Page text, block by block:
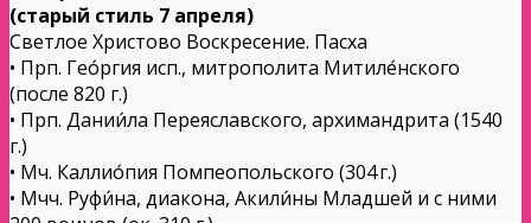
(старый стиль 7 апреля)
Светлое Христово Воскресение. Пасха
• Прп. Гео́ргия исп., митрополита Митиле́нского
(после 820 г.)
• Прп. Дании́ла Переяславского, архимандрита (1540
г.)
• Мч. Каллио́пия Помпеопольского (304 г.)
• Мчч. Руфи́на, диакона, Акили́ны Младшей и с ними